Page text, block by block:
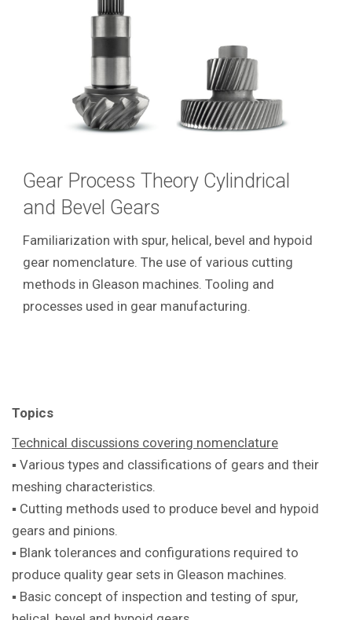
Gear Process Theory Cylindrical
and Bevel Gears
Familiarization with spur, helical, bevel and hypoid
gear nomenclature. The use of various cutting
methods in Gleason machines. Tooling and
processes used in gear manufacturing.
Topics
Technical discussions covering nomenclature
▪ Various types and classifications of gears and their
meshing characteristics.
▪ Cutting methods used to produce bevel and hypoid
gears and pinions.
▪ Blank tolerances and configurations required to
produce quality gear sets in Gleason machines.
▪ Basic concept of inspection and testing of spur,